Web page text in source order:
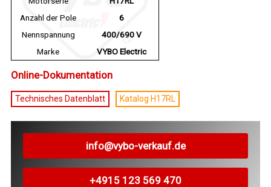
Anzahl der Pole
6
Nennspannung
400/690 V
Marke
VYBO Electric
Online-Dokumentation
Technisches Datenblatt Katalog H17RL
info@vybo-verkauf.de
+4915 123 569 470